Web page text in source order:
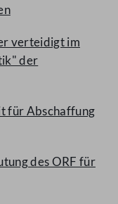
verteidigt im
der
für Abschaffung
des ORF für